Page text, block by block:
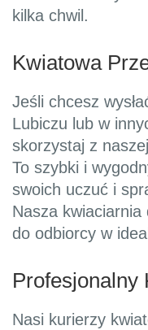
kilka chwil.
Kwiatowa
Jeśli chcesz
Lubiczu lub w
skorzystaj z
To szybki i
swoich uczuć i
Nasza kwiaciarnia
do odbiorcy w
Profesjonalny
Nasi kurierzy